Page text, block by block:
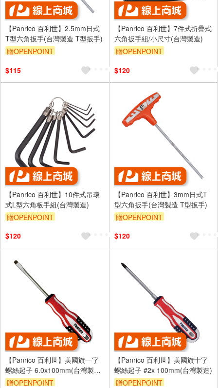
【Panrico 百利世】2.5mm日式
T型六角扳手(台灣製造 T型扳手)
贈OPENPOINT
$115
【Panrico 百利世】7件式折疊式
六角扳手組/小尺寸(台灣製造)
贈OPENPOINT
$120
【Panrico 百利世】10件式吊環
式L型六角板手組(台灣製造)
贈OPENPOINT
$120
【Panrico 百利世】3mm日式T
型六角扳手(台灣製造 T型扳手)
贈OPENPOINT
$120
【Panrico 百利世】美國旗一字
螺絲起子 6.0x100mm(台灣製造
複合式起子 螺絲起子)
贈OPENPOINT
【Panrico 百利世】美國旗十字
螺絲起子 #2x 100mm(台灣製造)
贈OPENPOINT